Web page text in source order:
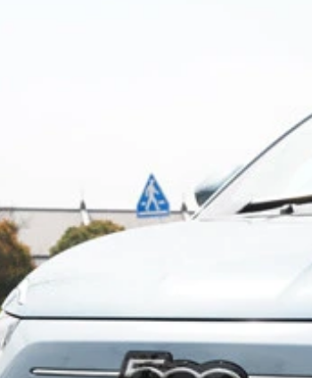
うなフロントマスク。デザイナーは、ヘッド
㎜×全幅1780㎜×全高1595㎜。 車両重量は
と、EVを構成する駆動用モーターや制御装置な
（WLTCモード）は493㎞。普通充電と急速充電
ーは10.25インチのタッチパネル式。グーグルを
ル。後席を倒せば1231リットルの積載が可能
格：585万円 今回試乗したのは9月10日から